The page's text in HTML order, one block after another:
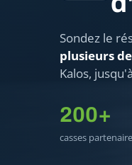
Sondez le
plusieurs
Kalos, jusqu'à
200+
casses